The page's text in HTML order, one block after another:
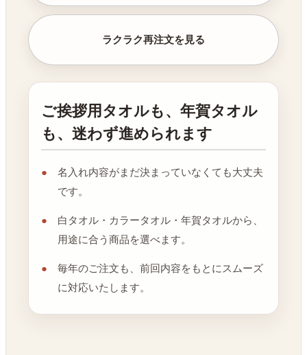
ラクラク再注文を見る
ご挨拶用タオルも、年賀タオル
も、迷わず進められます
名入れ内容がまだ決まっていなくても大丈夫
です。
白タオル・カラータオル・年賀タオルから、
用途に合う商品を選べます。
毎年のご注文も、前回内容をもとにスムーズ
に対応いたします。